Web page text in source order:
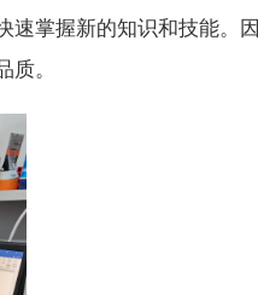
速掌握新的知识和技能。因
。